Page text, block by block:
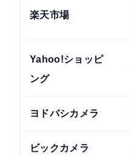
楽天市場
Yahoo!ショッピ
ング
ヨドバシカメラ
ビックカメラ